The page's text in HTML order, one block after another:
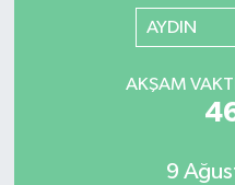
AYDIN
AKŞAM
9
Tüm Manşetler
Son Dakika